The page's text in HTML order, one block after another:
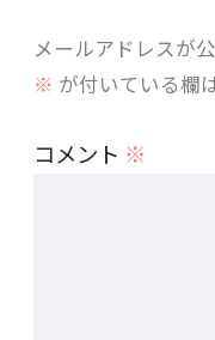
メールアドレスが
※ が付いている欄
コメント ※